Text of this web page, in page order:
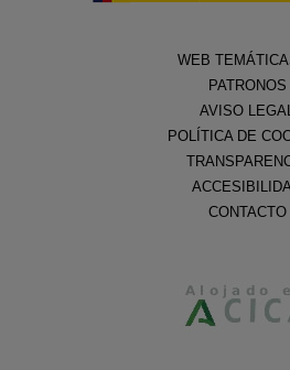
WEB
PATRONOS
AVISO LEGAL
POLÍTICA DE
CONTACTO